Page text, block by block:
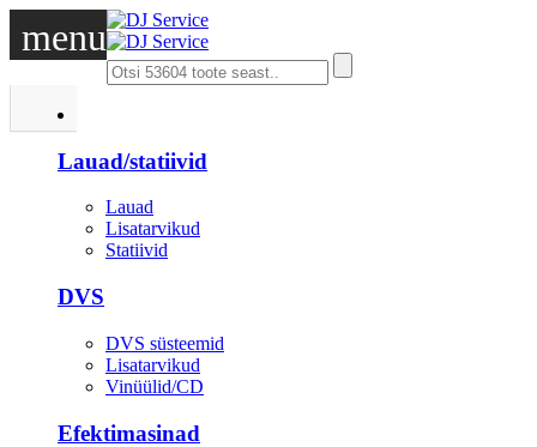
menu
Lauad/statiivid
Lauad
Lisatarvikud
Statiivid
DVS
DVS süsteemid
Lisatarvikud
Vinüülid/CD
Efektimasinad